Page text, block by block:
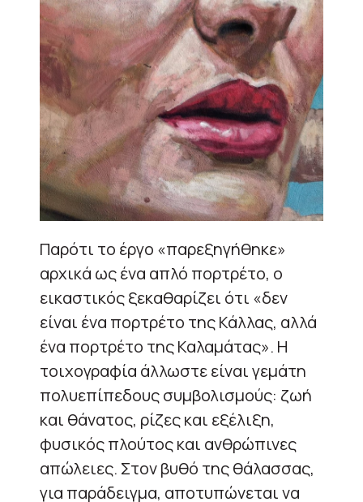
Παρότι το έργο «παρεξηγήθηκε»
αρχικά ως ένα απλό πορτρέτο, ο
εικαστικός ξεκαθαρίζει ότι «δεν
είναι ένα πορτρέτο της Κάλλας, αλλά
ένα πορτρέτο της Καλαμάτας». Η
τοιχογραφία άλλωστε είναι γεμάτη
πολυεπίπεδους συμβολισμούς: ζωή
και θάνατος, ρίζες και εξέλιξη,
φυσικός πλούτος και ανθρώπινες
απώλειες. Στον βυθό της θάλασσας,
για παράδειγμα, αποτυπώνεται να